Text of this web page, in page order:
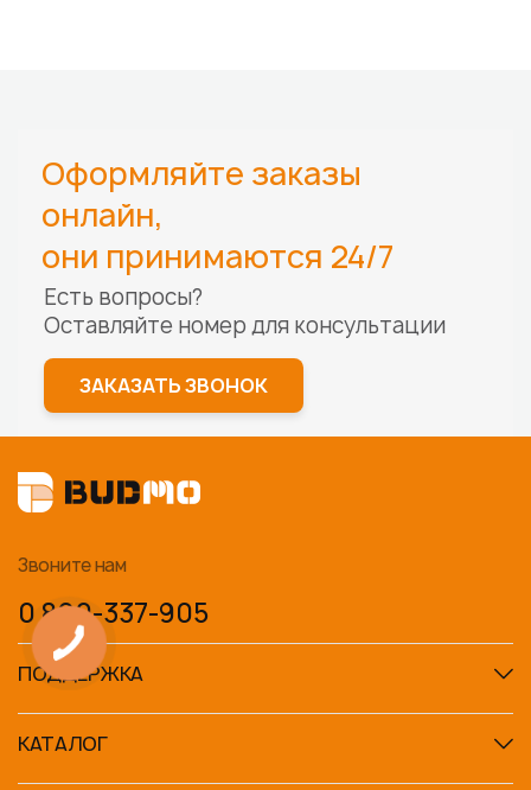
Оформляйте заказы
онлайн,
они принимаются 24/7
Есть вопросы?
Оставляйте номер для консультации
ЗАКАЗАТЬ ЗВОНОК
Звоните нам
0 800-337-905
ПОДДЕРЖКА
КАТАЛОГ